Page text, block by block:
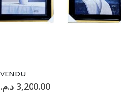
VENDU
4,000.00 د.م.